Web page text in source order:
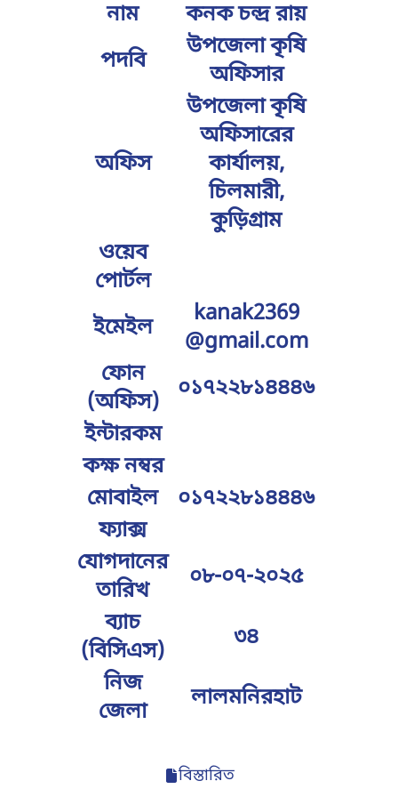
নাম
কনক চন্দ্র রায়
পদবি
উপজেলা কৃষি
অফিসার
অফিস
উপজেলা কৃষি
অফিসারের
কার্যালয়,
চিলমারী,
কুড়িগ্রাম
ওয়েব
পোর্টল
ইমেইল
kanak2369
@gmail.com
ফোন
(অফিস)
০১৭২২৮১৪৪৪৬
ইন্টারকম
কক্ষ নম্বর
মোবাইল
০১৭২২৮১৪৪৪৬
ফ্যাক্স
যোগদানের
তারিখ
০৮-০৭-২০২৫
ব্যাচ
(বিসিএস)
৩৪
নিজ
জেলা
লালমনিরহাট
বিস্তারিত